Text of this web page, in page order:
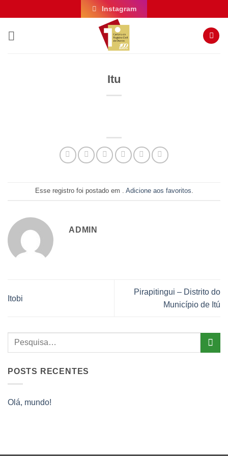
to
content
Instagram
Itu
Esse registro foi postado em . Adicione aos favoritos.
ADMIN
Itobi
Pirapitingui – Distrito do
Município de Itú
POSTS RECENTES
Olá, mundo!